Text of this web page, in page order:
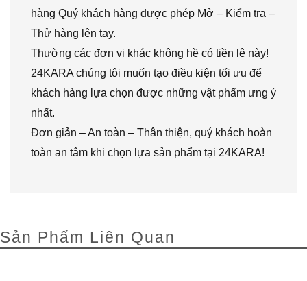
hàng Quý khách hàng được phép Mở – Kiểm tra –
Thử hàng lên tay.
Thường các đơn vị khác không hề có tiền lệ này!
24KARA chúng tôi muốn tạo điều kiện tối ưu để
khách hàng lựa chọn được những vật phẩm ưng ý
nhất.
Đơn giản – An toàn – Thân thiện, quý khách hoàn
toàn an tâm khi chọn lựa sản phẩm tại 24KARA!
Sản Phẩm Liên Quan